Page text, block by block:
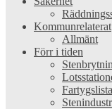
Kommunrelaterat
Allmänt
Förr i tiden
Fartygslista